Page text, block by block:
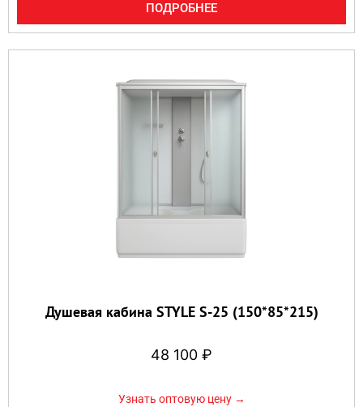
ПОДРОБНЕЕ
Душевая кабина STYLE S-25 (150*85*215)
48 100 ₽
Узнать оптовую цену →